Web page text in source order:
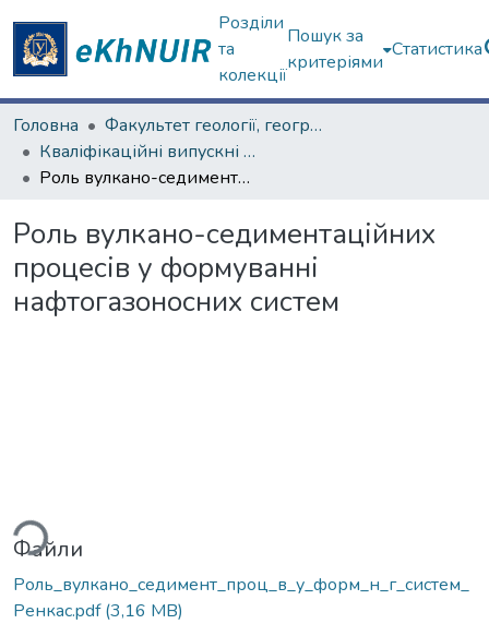
Розділи
та
колекції
Пошук за
критеріями
Статистика
Головна
Факультет геології, географіії, рекреації і туризму
Кваліфікаційні випускні роботи магістрів. Факультет геології, географіії, рекреації і туризму
Роль вулкано-седиментаційних процесів у формуванні нафтогазоносних систем
Роль вулкано-седиментаційних
процесів у формуванні
нафтогазоносних систем
Файли
Роль_вулкано_седимент_проц_в_у_форм_н_г_систем_
Ренкас.pdf(3,16 MB)